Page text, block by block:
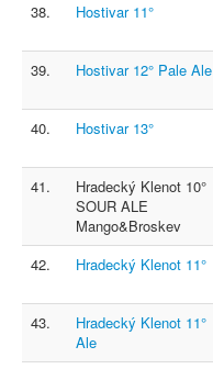
38.
Hostivar 11°
39.
Hostivar 12° Pale Ale
40.
Hostivar 13°
41.
Hradecký Klenot 10°
SOUR ALE
Mango&Broskev
42. Hradecký Klenot 11°
43.
Hradecký Klenot 11°
Ale